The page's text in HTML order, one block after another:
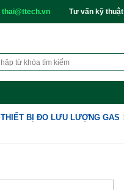
thai@ttech.vn Tư vấn kỹ thuật
THIẾT BỊ ĐO LƯU LƯỢNG GAS